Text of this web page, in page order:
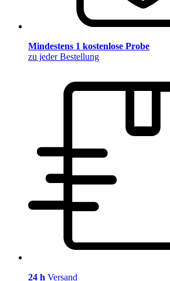
Mindestens 1 kostenlose Probe
zu jeder Bestellung
24 h Versand